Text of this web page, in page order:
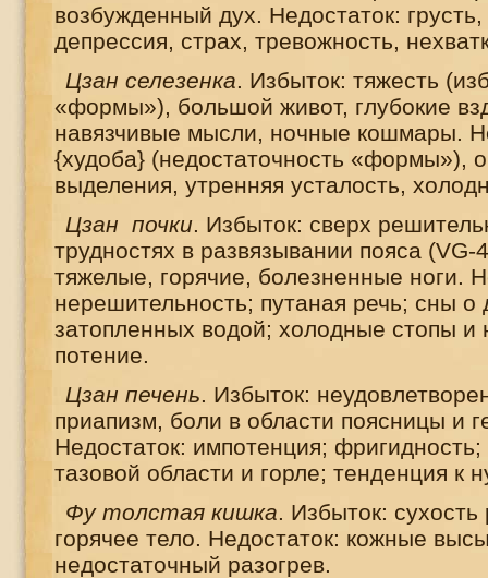
возбужденный дух. Недостаток:
депрессия, страх, тревожность,
Цзан селезенка. Избыток: тяжесть
«формы»), большой живот, глубокие
навязчивые мысли, ночные кошмары.
{худоба} (недостаточность «формы»),
выделения, утренняя усталость,
Цзан почки. Избыток: сверх
трудностях в развязывании пояса (VG-
тяжелые, горячие, болезненные ноги.
нерешительность; путаная речь; сны о
затопленных водой; холодные стопы и
потение.
Цзан печень. Избыток:
приапизм, боли в области поясницы и
Недостаток: импотенция;
тазовой области и горле; тенденция к
Фу толстая кишка. Избыток: сухость
горячее тело. Недостаток: кожные
недостаточный разогрев.